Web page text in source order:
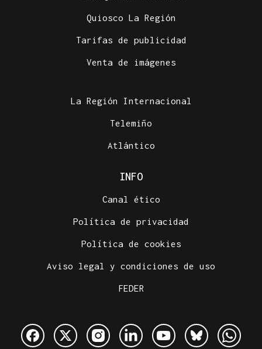
Quiosco La Región
Tarifas de publicidad
Venta de imágenes
La Región Internacional
Telemiño
Atlántico
INFO
Canal ético
Política de privacidad
Política de cookies
Aviso legal y condiciones de uso
FEDER